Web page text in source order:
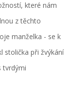
které nám
z těchto
manželka - se k
stolička při žvýkání
tvrdými